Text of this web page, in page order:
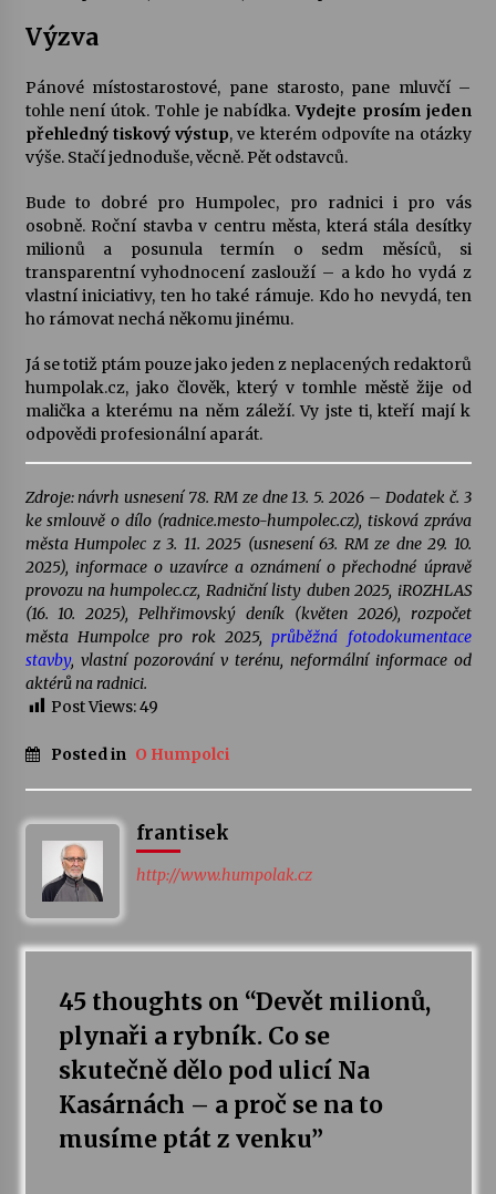
Výzva
Pánové místostarostové, pane starosto, pane mluvčí –
tohle není útok. Tohle je nabídka.Vydejte prosím jeden
přehledný tiskový výstup, ve kterém odpovíte na otázky
výše. Stačí jednoduše, věcně. Pět odstavců.
Bude to dobré pro Humpolec, pro radnici i pro vás
osobně. Roční stavba v centru města, která stála desítky
milionů a posunula termín o sedm měsíců, si
transparentní vyhodnocení zaslouží – a kdo ho vydá z
vlastní iniciativy, ten ho také rámuje. Kdo ho nevydá, ten
ho rámovat nechá někomu jinému.
Já se totiž ptám pouze jako jeden z neplacených redaktorů
humpolak.cz, jako člověk, který v tomhle městě žije od
malička a kterému na něm záleží. Vy jste ti, kteří mají k
odpovědi profesionální aparát.
Zdroje: návrh usnesení 78. RM ze dne 13. 5. 2026 – Dodatek č. 3
ke smlouvě o dílo (radnice.mesto-humpolec.cz), tisková zpráva
města Humpolec z 3. 11. 2025 (usnesení 63. RM ze dne 29. 10.
2025), informace o uzavírce a oznámení o přechodné úpravě
provozu na humpolec.cz, Radniční listy duben 2025, iROZHLAS
(16. 10. 2025), Pelhřimovský deník (květen 2026), rozpočet
města Humpolce pro rok 2025,průběžná fotodokumentace
stavby, vlastní pozorování v terénu, neformální informace od
aktérů na radnici.
Post Views:49
Posted in O Humpolci
frantisek
http://www.humpolak.cz
45 thoughts on “Devět milionů,
plynaři a rybník. Co se
skutečně dělo pod ulicí Na
Kasárnách – a proč se na to
musíme ptát z venku”